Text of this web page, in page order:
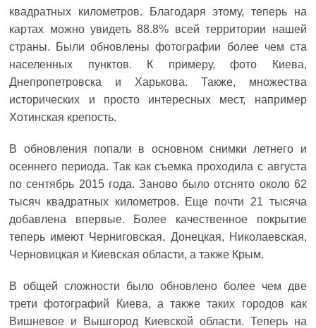
квадратных километров. Благодаря этому, теперь на
картах можно увидеть 88.8% всей территории нашей
страны. Были обновлены фотографии более чем ста
населенных пунктов. К примеру, фото Киева,
Днепропетровска и Харькова. Также, множества
исторических и просто интересных мест, например
Хотинская крепость.
В обновления попали в основном снимки летнего и
осеннего периода. Так как съемка проходила с августа
по сентябрь 2015 года. Заново было отснято около 62
тысяч квадратных километров. Еще почти 21 тысяча
добавлена впервые. Более качественное покрытие
теперь имеют Черниговская, Донецкая, Николаевская,
Черновицкая и Киевская области, а также Крым.
В общей сложности было обновлено более чем две
трети фотографий Киева, а также таких городов как
Вишневое и Вышгород Киевской области. Теперь на